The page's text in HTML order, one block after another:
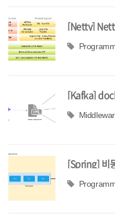
[Netty]
[Kafka]
Kafka 서버
[Spring] 비